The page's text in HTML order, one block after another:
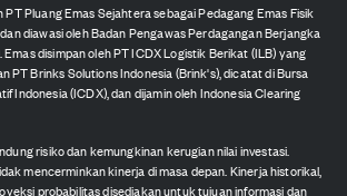
PT Pluang Emas Sejahtera sebagai Pedagang Emas Fisik
diawasi oleh Badan Pengawas Perdagangan Berjangka
disimpan oleh PT ICDX Logistik Berikat (ILB) yang
PT Brinks Solutions Indonesia (Brink's), dicatat di Bursa
Indonesia (ICDX), dan dijamin oleh Indonesia Clearing
risiko dan kemungkinan kerugian nilai investasi.
mencerminkan kinerja di masa depan. Kinerja historikal,
probabilitas disediakan untuk tujuan informasi dan